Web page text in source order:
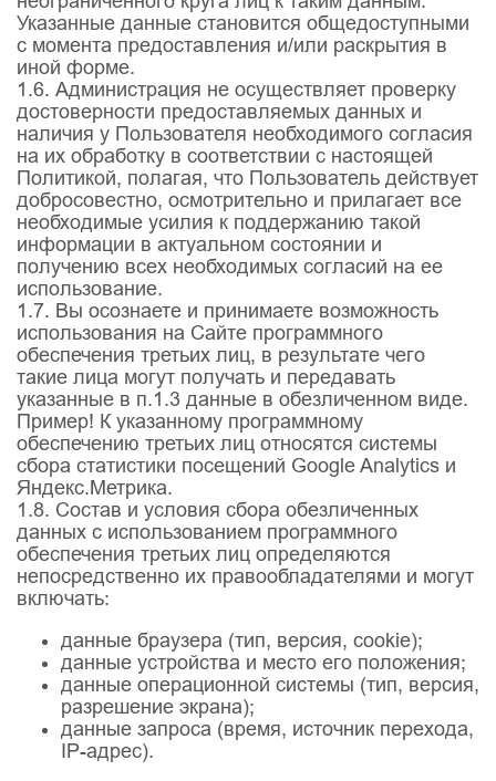
Указанные данные становится общедоступными
с момента предоставления и/или раскрытия в
иной форме.
1.6. Администрация не осуществляет проверку
достоверности предоставляемых данных и
наличия у Пользователя необходимого согласия
на их обработку в соответствии с настоящей
Политикой, полагая, что Пользователь действует
добросовестно, осмотрительно и прилагает все
необходимые усилия к поддержанию такой
информации в актуальном состоянии и
получению всех необходимых согласий на ее
использование.
1.7. Вы осознаете и принимаете возможность
использования на Сайте программного
обеспечения третьих лиц, в результате чего
такие лица могут получать и передавать
указанные в п.1.3 данные в обезличенном виде.
Пример! К указанному программному
обеспечению третьих лиц относятся системы
сбора статистики посещений Google Analytics и
Яндекс.Метрика.
1.8. Состав и условия сбора обезличенных
данных с использованием программного
обеспечения третьих лиц определяются
непосредственно их правообладателями и могут
включать:
данные браузера (тип, версия, cookie);
данные устройства и место его положения;
данные операционной системы (тип, версия,
разрешение экрана);
данные запроса (время, источник перехода,
IP-адрес).